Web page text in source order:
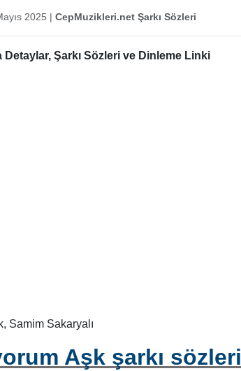
2025 | CepMuzikleri.net Şarkı Sözleri
Şarkı Sözleri ve Dinleme Linki
Samim Sakaryalı
Aşk şarkı sözleri